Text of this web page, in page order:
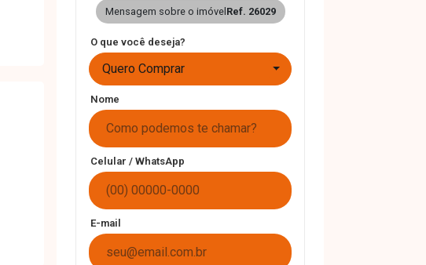
Mensagem sobre o imóvel Ref. 26029
O que você deseja?
Quero Comprar
Nome
Celular / WhatsApp
E-mail